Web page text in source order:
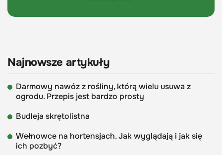
Najnowsze artykuły
Darmowy nawóz z rośliny, którą wielu usuwa z
ogrodu. Przepis jest bardzo prosty
Budleja skrętolistna
Wełnowce na hortensjach. Jak wyglądają i jak się
ich pozbyć?